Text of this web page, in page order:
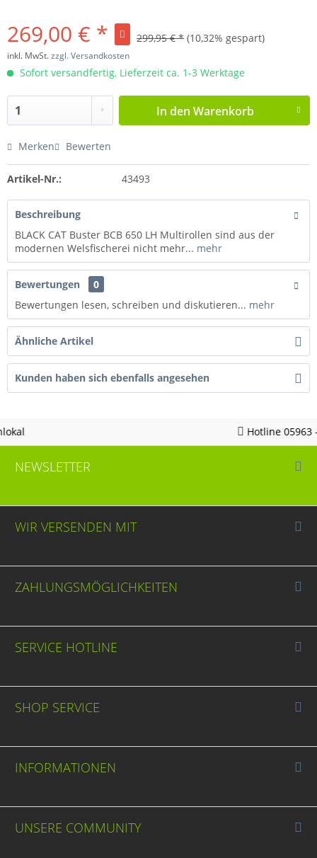
269,00 € * 299,95 € * (10,32% gespart)
inkl. MwSt.zzgl. Versandkosten
Sofort versandfertig, Lieferzeit ca. 1-3 Werktage
In den Warenkorb
Merken Bewerten
Artikel-Nr.: 43493
Beschreibung
BLACK CAT Buster BCB 650 LH Multirollen sind aus der
modernen Welsfischerei nicht mehr... mehr
Bewertungen
0
Bewertungen lesen, schreiben und diskutieren... mehr
Ähnliche Artikel
Kunden haben sich ebenfalls angesehen
Hotline 05963 - 982823
NEWSLETTER
WIR VERSENDEN MIT
ZAHLUNGSMÖGLICHKEITEN
SERVICE HOTLINE
SHOP SERVICE
INFORMATIONEN
UNSERE COMMUNITY